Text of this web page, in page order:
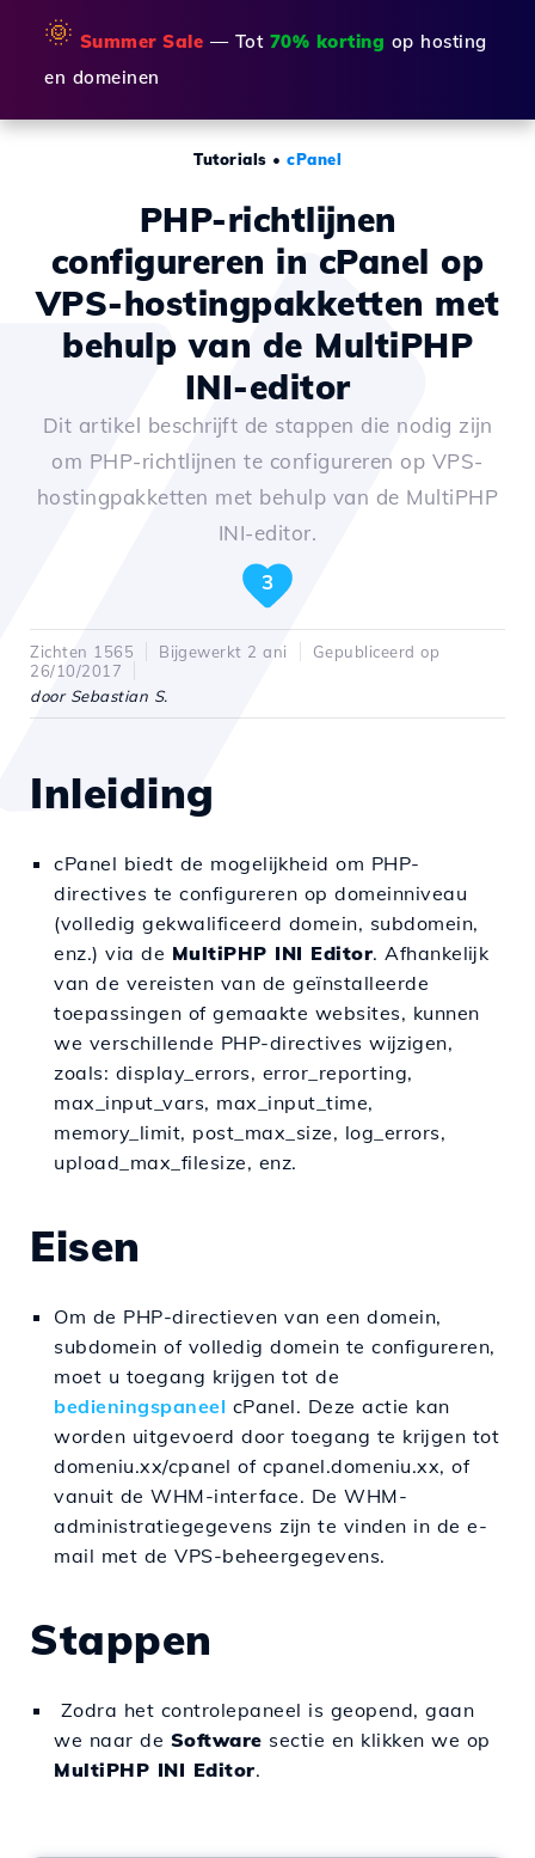
🌞 Summer Sale — Tot 70% korting op hosting
en domeinen
Tutorials • cPanel
PHP-richtlijnen
configureren in cPanel op
VPS-hostingpakketten met
behulp van de MultiPHP
INI-editor
Dit artikel beschrijft de stappen die nodig zijn
om PHP-richtlijnen te configureren op VPS-
hostingpakketten met behulp van de MultiPHP
INI-editor.
3
Zichten 1565 Bijgewerkt 2 ani
Gepubliceerd op
26/10/2017
door Sebastian S.
Inleiding
cPanel biedt de mogelijkheid om PHP-
directives te configureren op domeinniveau
(volledig gekwalificeerd domein, subdomein,
enz.) via de MultiPHP INI Editor. Afhankelijk
van de vereisten van de geïnstalleerde
toepassingen of gemaakte websites, kunnen
we verschillende PHP-directives wijzigen,
zoals: display_errors, error_reporting,
max_input_vars, max_input_time,
memory_limit, post_max_size, log_errors,
upload_max_filesize, enz.
Eisen
Om de PHP-directieven van een domein,
subdomein of volledig domein te configureren,
moet u toegang krijgen tot de
bedieningspaneel cPanel. Deze actie kan
worden uitgevoerd door toegang te krijgen tot
domeniu.xx/cpanel of cpanel.domeniu.xx, of
vanuit de WHM-interface. De WHM-
administratiegegevens zijn te vinden in de e-
mail met de VPS-beheergegevens.
Stappen
Zodra het controlepaneel is geopend, gaan
we naar de Software sectie en klikken we op
MultiPHP INI Editor.